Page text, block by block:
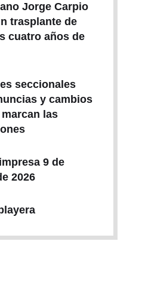
Jorge Carpio
trasplante de
cuatro años de
seccionales
y cambios
las
9 de
2026